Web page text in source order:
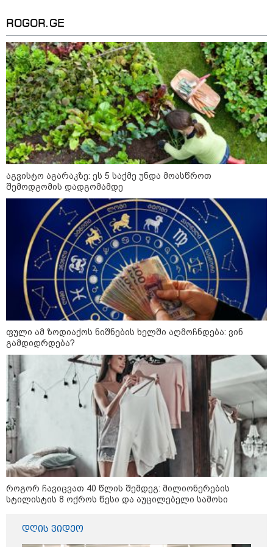
პროკურორი
კატეგორიები
7
აგვისტო
დღის ზოგადი
ასტროლოგიური
ეს დღე გამოირჩევა სტაბილური და მშვიდი ენერგიით. კარგი
პერიოდია დაწყებული საქმეების ბოლომდე მოსაყვანად,
ფინანსური საკითხების გადასამოწმებლად და სამუშაო
სივრცის მოწესრიგებისთვის. თანმიმდევრული მოქმედება და
პრაქტიკული მიდგომა სასურველ შედეგს უდანაკარგოდ
მოგიტანთ.
ROGOR.GE
აგვისტო აგარაკზე: ეს 5 საქმე უნდა მოასწროთ
შემოდგომის დადგომამდე
ფული ამ ზოდიაქოს ნიშნების ხელში აღმოჩნდება: ვინ
გამდიდრდება?
როგორ ჩავიცვათ 40 წლის შემდეგ: მილიონერების
სტილისტის 8 ოქროს წესი და აუცილებელი სამოსი
დღის ვიდეო